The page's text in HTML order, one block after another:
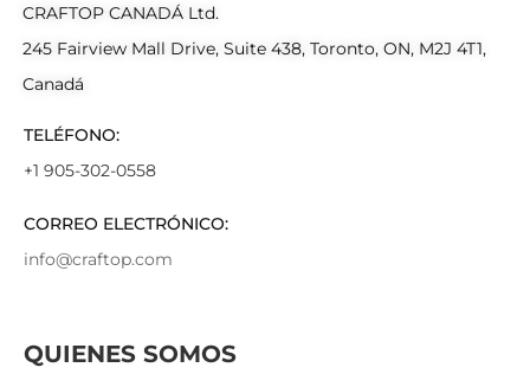
QUIENES SOMOS
CRAFTOP CANADÁ Ltd.
245 Fairview Mall Drive, Suite 438, Toronto, ON, M2J 4T1,
Canadá
TELÉFONO:
+1 905-302-0558
CORREO ELECTRÓNICO:
info@craftop.com